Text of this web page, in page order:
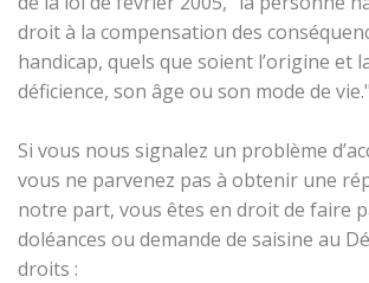
droit à la compensation des
handicap, quels que soient l’origine et
déficience, son âge ou son mode de vie."
Si vous nous signalez un problème
vous ne parvenez pas à obtenir une
notre part, vous êtes en droit de faire
doléances ou demande de saisine au
droits :